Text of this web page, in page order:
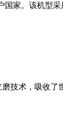
家。该机型
技术，吸收